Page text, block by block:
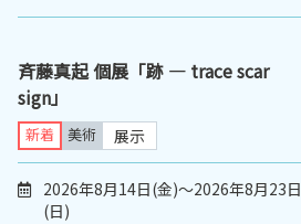
斉藤真起 個展「跡 ― trace scar
sign」
新着 美術 展示
2026年8月14日(金)～2026年8月23日
(日)